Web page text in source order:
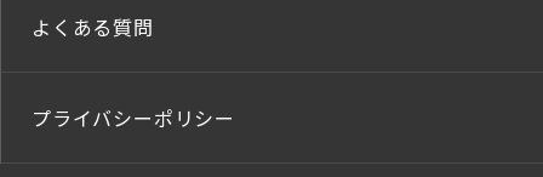
よくある質問
プライバシーポリシー